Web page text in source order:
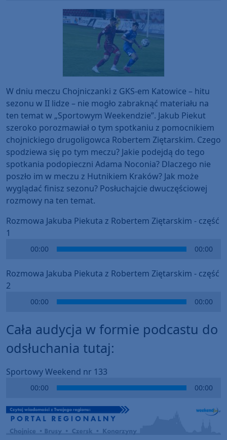
W dniu meczu Chojniczanki z GKS-em Katowice – hitu
sezonu w II lidze – nie mogło zabraknąć materiału na
ten temat w „Sportowym Weekendzie”. Jakub Piekut
szeroko porozmawiał o tym spotkaniu z pomocnikiem
chojnickiego drugoligowca Robertem Ziętarskim. Czego
spodziewa się po tym meczu? Jakie podejdą do tego
spotkania podopieczni Adama Noconia? Dlaczego nie
poszło im w meczu z Hutnikiem Kraków? Jak może
wyglądać finisz sezonu? Posłuchajcie dwuczęściowej
rozmowy na ten temat.
Rozmowa Jakuba Piekuta z Robertem Ziętarskim - część
1
00:00 00:00
Rozmowa Jakuba Piekuta z Robertem Ziętarskim - część
2
00:00 00:00
Cała audycja w formie podcastu do
odsłuchania tutaj:
Sportowy Weekend nr 133
00:00 00:00